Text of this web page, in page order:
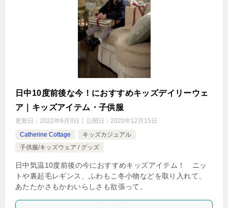
日中10度前後な今！におすすめキッズデイリーウェ
ア｜キッズアイテム・子供服
更新日： 2022年6月3日 公開日： 2020年12月15日
Catherine Cottage
キッズカジュアル
子供服/キッズウェア / グッズ
日中気温10度前後の今におすすめキッズアイテム！ ニッ
トや裏起毛レギンス、ふわもこ冬小物などを取り入れて、
あたたかさもかわいらしさも欲張って。